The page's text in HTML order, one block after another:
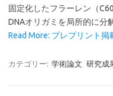
固定化したフラーレン（
DNAオリガミを局所的に分
Read More: プレプリント
カテゴリー: 学術論文 研究成